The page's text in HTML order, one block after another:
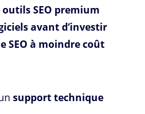
SEO premium
avant d’investir
SEO à moindre coût
support technique